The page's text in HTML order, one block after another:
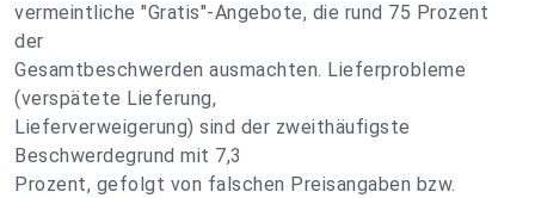
vermeintliche "Gratis"-Angebote, die rund 75 Prozent
der
Gesamtbeschwerden ausmachten. Lieferprobleme
(verspätete Lieferung,
Lieferverweigerung) sind der zweithäufigste
Beschwerdegrund mit 7,3
Prozent, gefolgt von falschen Preisangaben bzw.